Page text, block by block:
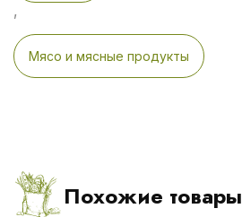
,
Мясо и мясные продукты
Похожие товары